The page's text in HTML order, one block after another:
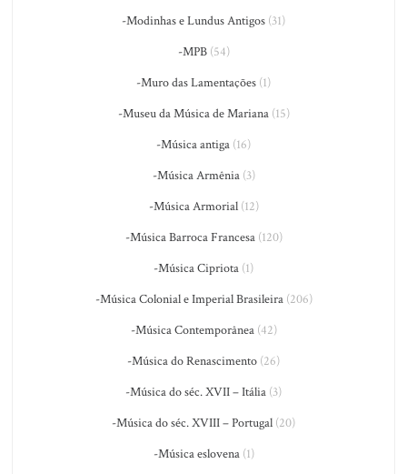
-Modinhas e Lundus Antigos (31)
-MPB(54)
-Muro das Lamentações (1)
-Museu da Música de Mariana(15)
-Música antiga (16)
-Música Armênia(3)
-Música Armorial(12)
-Música Barroca Francesa(120)
-Música Cipriota (1)
-Música Colonial e Imperial Brasileira(206)
-Música Contemporânea(42)
-Música do Renascimento (26)
-Música do séc. XVII – Itália (3)
-Música do séc. XVIII – Portugal (20)
-Música eslovena(1)